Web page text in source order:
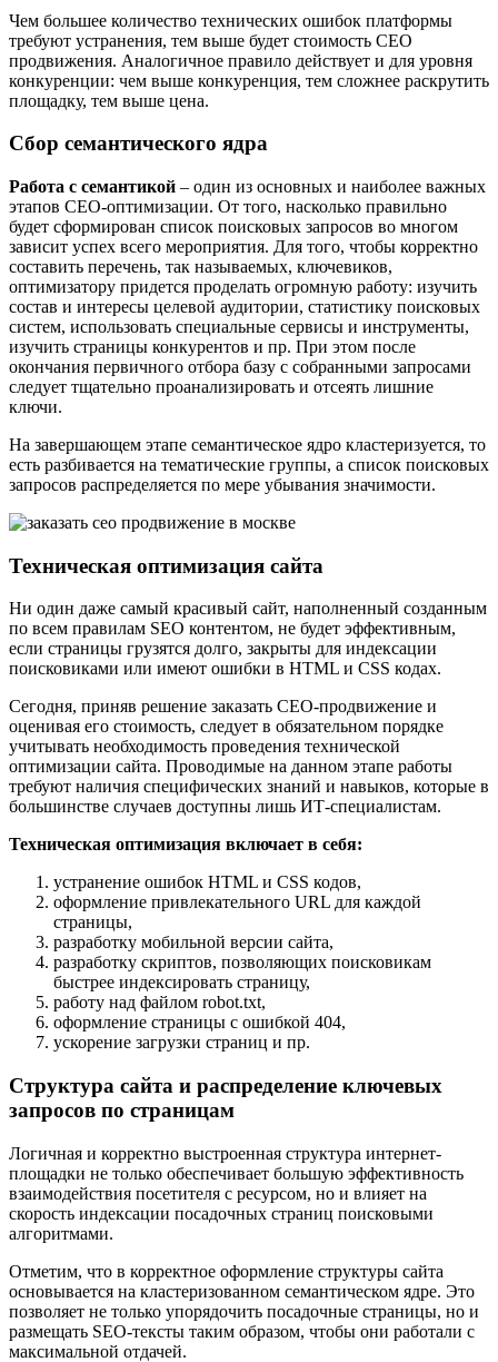
Чем большее количество технических ошибок платформы
требуют устранения, тем выше будет стоимость СЕО
продвижения. Аналогичное правило действует и для уровня
конкуренции: чем выше конкуренция, тем сложнее раскрутить
площадку, тем выше цена.
Сбор семантического ядра
Работа с семантикой ‒ один из основных и наиболее важных
этапов СЕО-оптимизации. От того, насколько правильно
будет сформирован список поисковых запросов во многом
зависит успех всего мероприятия. Для того, чтобы корректно
составить перечень, так называемых, ключевиков,
оптимизатору придется проделать огромную работу: изучить
состав и интересы целевой аудитории, статистику поисковых
систем, использовать специальные сервисы и инструменты,
изучить страницы конкурентов и пр. При этом после
окончания первичного отбора базу с собранными запросами
следует тщательно проанализировать и отсеять лишние
ключи.
На завершающем этапе семантическое ядро кластеризуется, то
есть разбивается на тематические группы, а список поисковых
запросов распределяется по мере убывания значимости.
Техническая оптимизация сайта
Ни один даже самый красивый сайт, наполненный созданным
по всем правилам SEO контентом, не будет эффективным,
если страницы грузятся долго, закрыты для индексации
поисковиками или имеют ошибки в HTML и CSS кодах.
Сегодня, приняв решение заказать СЕО-продвижение и
оценивая его стоимость, следует в обязательном порядке
учитывать необходимость проведения технической
оптимизации сайта. Проводимые на данном этапе работы
требуют наличия специфических знаний и навыков, которые в
большинстве случаев доступны лишь ИТ-специалистам.
Техническая оптимизация включает в себя:
устранение ошибок HTML и CSS кодов,
оформление привлекательного URL для каждой
страницы,
разработку мобильной версии сайта,
разработку скриптов, позволяющих поисковикам
быстрее индексировать страницу,
работу над файлом robot.txt,
оформление страницы с ошибкой 404,
ускорение загрузки страниц и пр.
Структура сайта и распределение ключевых
запросов по страницам
Логичная и корректно выстроенная структура интернет-
площадки не только обеспечивает большую эффективность
взаимодействия посетителя с ресурсом, но и влияет на
скорость индексации посадочных страниц поисковыми
алгоритмами.
Отметим, что в корректное оформление структуры сайта
основывается на кластеризованном семантическом ядре. Это
позволяет не только упорядочить посадочные страницы, но и
размещать SEO-тексты таким образом, чтобы они работали с
максимальной отдачей.